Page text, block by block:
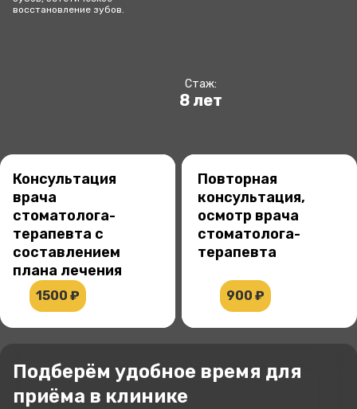
восстановление зубов.
8 лет
Консультация
врача
стоматолога-
терапевта с
составлением
плана лечения
1500 ₽
Повторная
консультация,
осмотр врача
стоматолога-
терапевта
900 ₽
Подберём удобное время для
приёма в клинике